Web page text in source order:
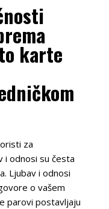
karte
za
i odnosi su česta
Ljubav i odnosi
o vašem
parovi postavljaju